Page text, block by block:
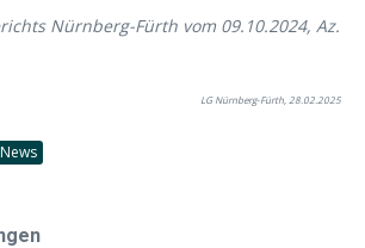
Nürnberg-Fürth vom 09.10.2024, Az.
LG Nürnberg-Fürth, 28.02.2025